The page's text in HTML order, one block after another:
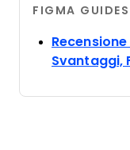
FIGMA GUIDES
Svantaggi,